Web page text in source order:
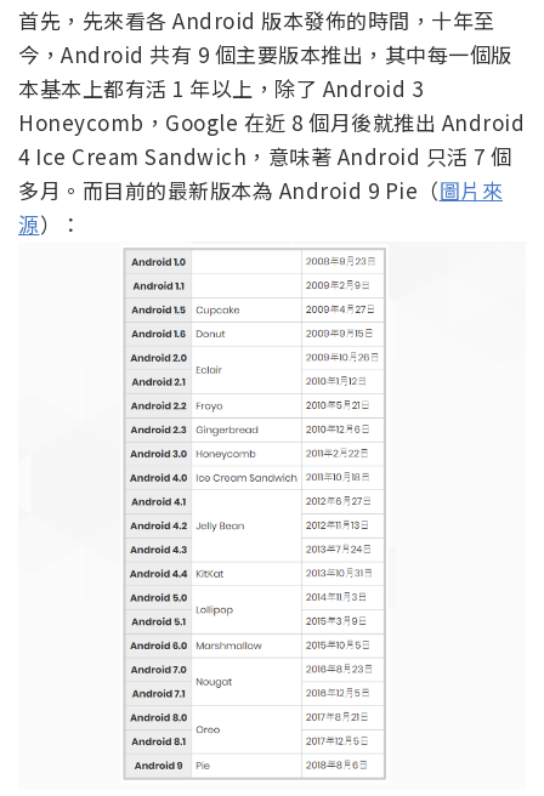
首先，先來看各 Android 版本發佈的時間，十年至
今，Android 共有 9 個主要版本推出，其中每一個版
本基本上都有活 1 年以上，除了 Android 3
Honeycomb，Google 在近 8 個月後就推出 Android
4 Ice Cream Sandwich，意味著 Android 只活 7 個
多月。而目前的最新版本為 Android 9 Pie（圖片來
源）：